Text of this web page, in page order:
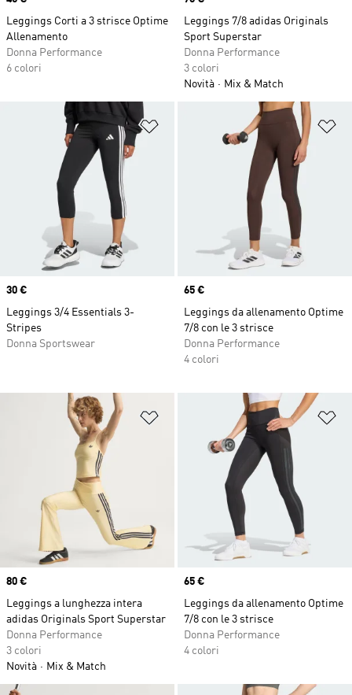
Leggings Corti a 3 strisce Optime
Allenamento
Donna Performance
6 colori
Leggings 7/8 adidas Originals
Sport Superstar
Donna Performance
3 colori
Novità
Mix & Match
Aggiungi alla lista dei desideri
Price
30 €
Leggings 3/4 Essentials 3-
Stripes
Donna Sportswear
Price
65 €
Leggings da allenamento Optime
7/8 con le 3 strisce
Donna Performance
4 colori
Aggiungi alla lista dei desideri
Price
80 €
Leggings a lunghezza intera
adidas Originals Sport Superstar
Donna Performance
3 colori
Novità
Mix & Match
Price
65 €
Leggings da allenamento Optime
7/8 con le 3 strisce
Donna Performance
4 colori